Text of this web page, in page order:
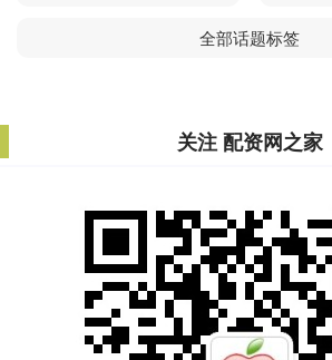
全部话题标签
关注 配资网之家